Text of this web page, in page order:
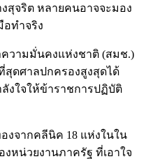
สุจริต หลายคนอาจจะมอง
อทำจริง
ความมั่นคงแห่งชาติ (สมช.)
สุดศาลปกครองสูงสุดได้
งใจให้ข้าราชการปฏิบัติ
งจากคลีนิค 18 แห่งในใน
หน่วยงานภาครัฐ ที่เอาใจ